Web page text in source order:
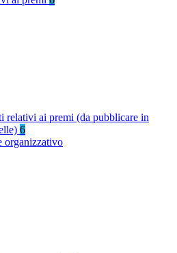
relativi ai premi (da pubblicare in
6
organizzativo